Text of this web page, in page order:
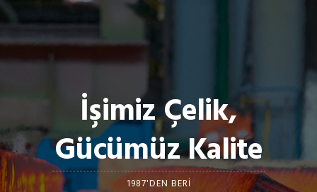
İşimiz Çelik,
Gücümüz Kalite
1987'DEN BERI